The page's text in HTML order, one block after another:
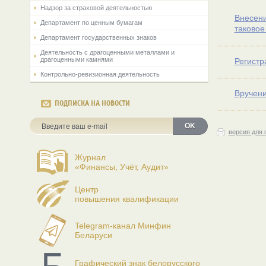
Надзор за страховой деятельностью
Департамент по ценным бумагам
Департамент государственных знаков
Деятельность с драгоценными металлами и
драгоценными камнями
Контрольно-ревизионная деятельность
ПОДПИСКА НА НОВОСТИ
OK
Журнал
«Финансы, Учёт, Аудит»
Центр
повышения квалификации
Telegram-канал Минфин
Беларуси
Графический знак белорусского
версия для